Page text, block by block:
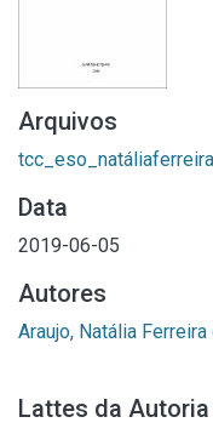
Arquivos
Data
2019-06-05
Autores
Araujo, Natália Ferreira
Lattes da Autoria